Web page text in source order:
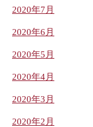
2020年7月
2020年6月
2020年5月
2020年4月
2020年3月
2020年2月